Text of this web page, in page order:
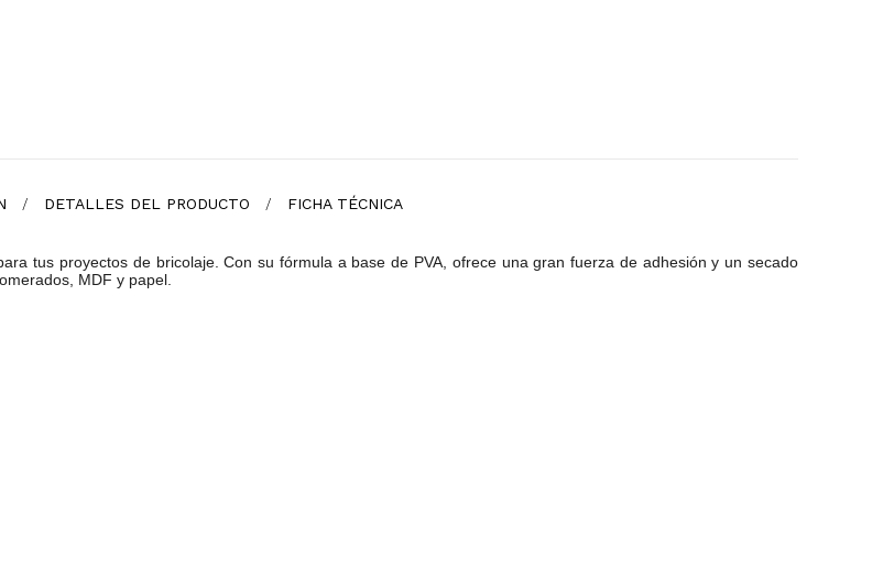
DETALLES DEL PRODUCTO FICHA TÉCNICA
tus proyectos de bricolaje. Con su fórmula a base de PVA, ofrece una gran fuerza de adhesión y un secado
MDF y papel.